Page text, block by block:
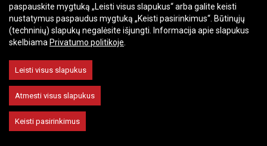
Keisti slapukų nustatymus
paspauskite mygtuką „Leisti visus slapukus“ arba galite keisti
nustatymus paspaudus mygtuką „Keisti pasirinkimus“. Būtinųjų
(techninių) slapukų negalėsite išjungti. Informacija apie slapukus
skelbiama Privatumo politikoje
Leisti visus slapukus
Atmesti visus slapukus
Keisti pasirinkimus